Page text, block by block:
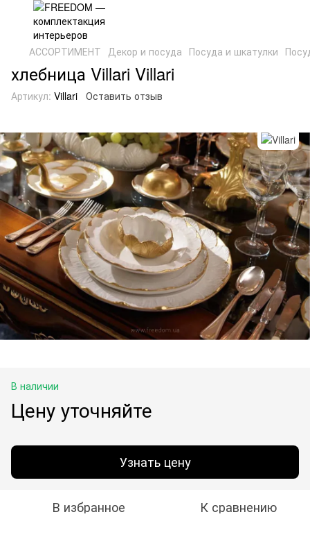
АССОРТИМЕНТ Декор и посуда Посуда и шкатулки
хлебница Villari Villari
Артикул: Villari Оставить отзыв
В наличии
Цену уточняйте
Узнать цену
В избранное К сравнению